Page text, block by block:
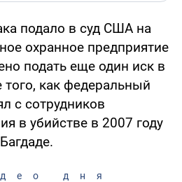
подало в суд США на
охранное предприятие
подать еще один иск в
того, как федеральный
с сотрудников
в убийстве в 2007 году
дня